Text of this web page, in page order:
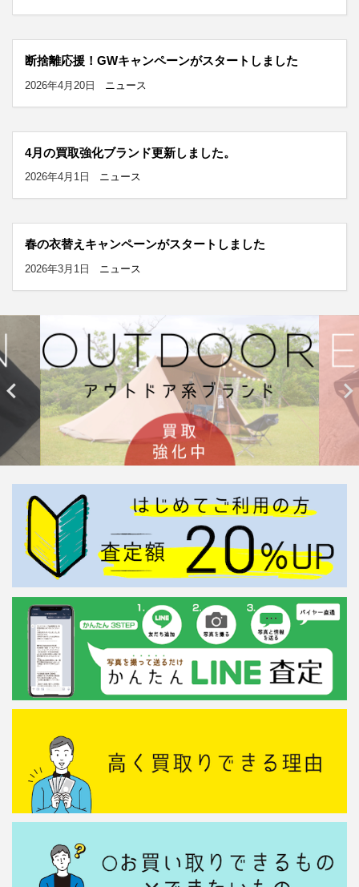
断捨離応援！GWキャンペーンがスタートしました
2026年4月20日 ニュース
4月の買取強化ブランド更新しました。
2026年4月1日 ニュース
春の衣替えキャンペーンがスタートしました
2026年3月1日 ニュース
 